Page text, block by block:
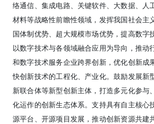
络通信、集成电路、关键软件、大数据、人
材料等战略性前瞻性领域，发挥我国社会主
国体制优势、超大规模市场优势，提高数字
以数字技术与各领域融合应用为导向，推动
和数字技术服务企业跨界创新，优化创新成
快创新技术的工程化、产业化。鼓励发展新
新联合体等新型创新主体，打造多元化参与
化运作的创新生态体系。支持具有自主核心
源平台、开源项目发展，推动创新资源共建